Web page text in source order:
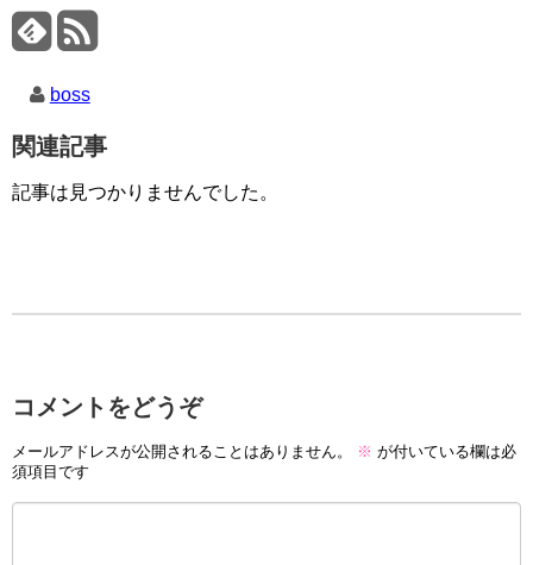
boss
関連記事
記事は見つかりませんでした。
コメントをどうぞ
メールアドレスが公開されることはありません。 ※ が付いている欄は必
須項目です